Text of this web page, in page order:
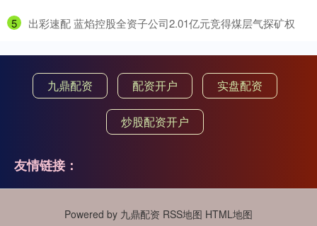
5 ​出彩速配 蓝焰控股全资子公司2.01亿元竞得煤层气探矿权
九鼎配资 配资开户 实盘配资
炒股配资开户
友情链接：
Powered by 九鼎配资 RSS地图 HTML地图